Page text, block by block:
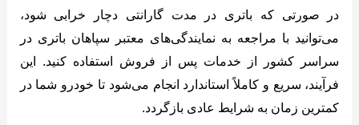
در صورتی که باتری در مدت گارانتی دچار خرابی شود،
می‌توانید با مراجعه به نمایندگی‌های معتبر سپاهان باتری در
سراسر کشور از خدمات پس از فروش استفاده کنید. این
فرآیند، سریع و کاملاً استاندارد انجام می‌شود تا خودرو شما در
کمترین زمان به شرایط عادی بازگردد.